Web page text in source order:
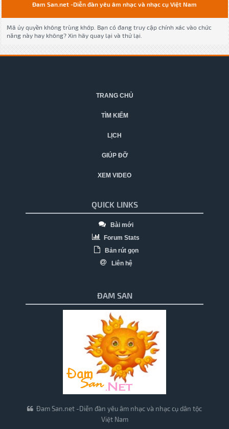
Đam San.net -Diễn đàn yêu âm nhạc và nhạc cụ Việt Nam
Mã ủy quyền không trùng khớp. Bạn có đang truy cập chính xác vào chức
năng này hay không? Xin hãy quay lại và thử lại.
TRANG CHỦ
TÌM KIẾM
LỊCH
GIÚP ĐỠ
XEM VIDEO
QUICK LINKS
Bài mới
Forum Stats
Bản rút gọn
Liên hệ
ĐAM SAN
Đam San.net -Diễn đàn yêu âm nhạc và nhạc cụ dân tộc
Việt Nam